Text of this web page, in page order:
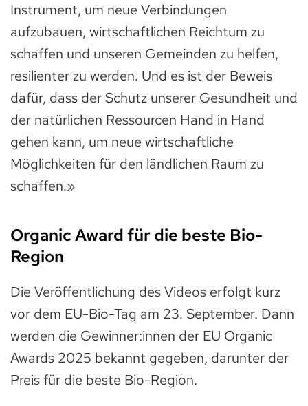
Instrument, um neue Verbindungen
aufzubauen, wirtschaftlichen Reichtum zu
schaffen und unseren Gemeinden zu helfen,
resilienter zu werden. Und es ist der Beweis
dafür, dass der Schutz unserer Gesundheit und
der natürlichen Ressourcen Hand in Hand
gehen kann, um neue wirtschaftliche
Möglichkeiten für den ländlichen Raum zu
schaffen.»
Organic Award für die beste Bio-
Region
Die Veröffentlichung des Videos erfolgt kurz
vor dem EU-Bio-Tag am 23. September. Dann
werden die Gewinner:innen der EU Organic
Awards 2025 bekannt gegeben, darunter der
Preis für die beste Bio-Region.